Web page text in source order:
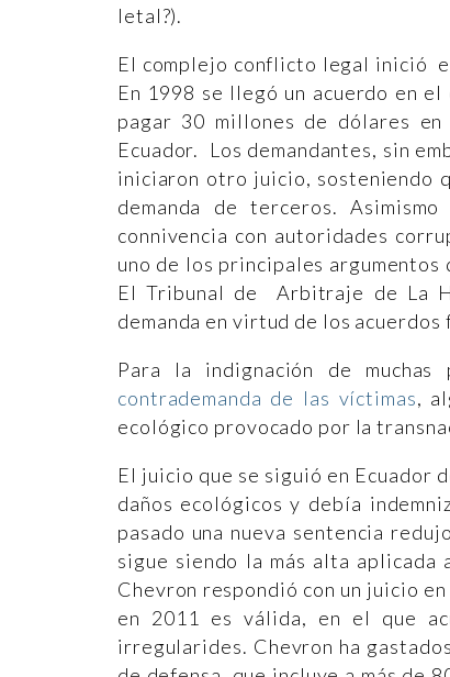
letal?).
El complejo conflicto legal inició
En 1998 se llegó un acuerdo en
pagar 30 millones de dólares
Ecuador. Los demandantes, sin
iniciaron otro juicio, sosteniendo
demanda de terceros.
connivencia con autoridades
uno de los principales argumentos
El Tribunal de Arbitraje de La
demanda en virtud de los
Para la indignación de muchas
contrademanda de las víctimas,
ecológico provocado por la
El juicio que se siguió en Ecuador
daños ecológicos y debía
pasado una nueva sentencia
sigue siendo la más alta aplicada
Chevron respondió con un juicio
en 2011 es válida, en el que
irregularides. Chevron ha